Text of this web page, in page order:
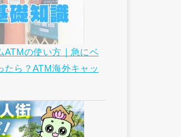
ATMの使い方｜急にベ
たら？ATM海外キャッ